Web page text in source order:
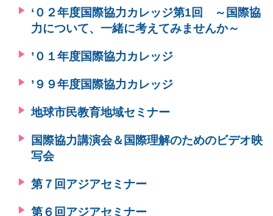
‘０２年度国際協力カレッジ第1回 ～国際協
力について、一緒に考えてみませんか～
’０１年度国際協力カレッジ
’９９年度国際協力カレッジ
地球市民教育地域セミナー
国際協力講演会＆国際理解のためのビデオ映
写会
第７回アジアセミナー
第６回アジアセミナー